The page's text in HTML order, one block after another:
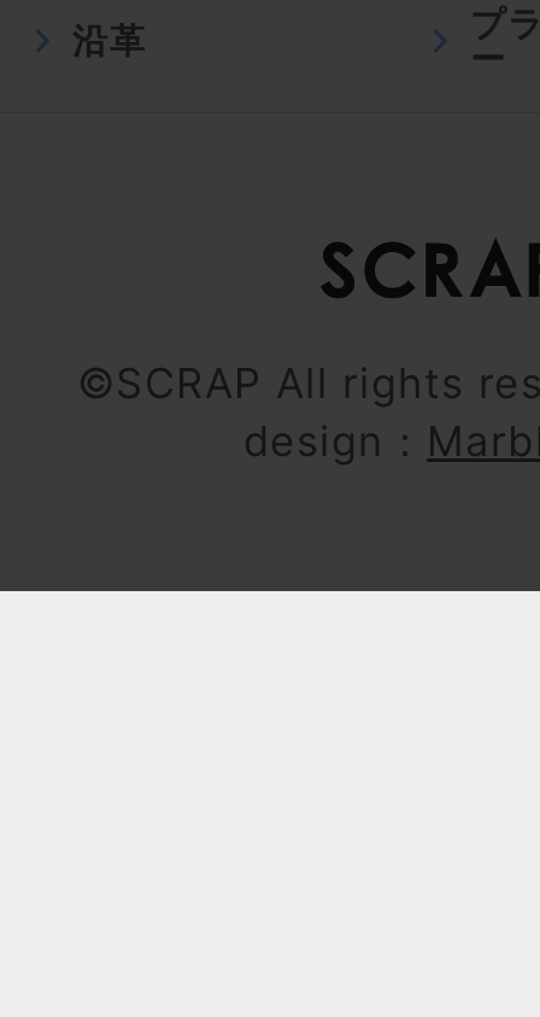
沿革
プ
ー
©SCRAP All rights
design：